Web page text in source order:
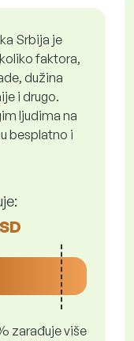
Srbija je
faktora,
dužina
i drugo.
ljudima na
besplatno i
zarađuje više